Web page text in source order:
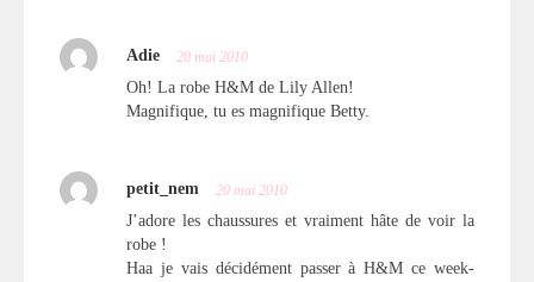
Adie 20 mai 2010
Oh! La robe H&M de Lily Allen!
Magnifique, tu es magnifique Betty.
petit_nem 20 mai 2010
J’adore les chaussures et vraiment hâte de voir la
robe !
Haa je vais décidément passer à H&M ce week-